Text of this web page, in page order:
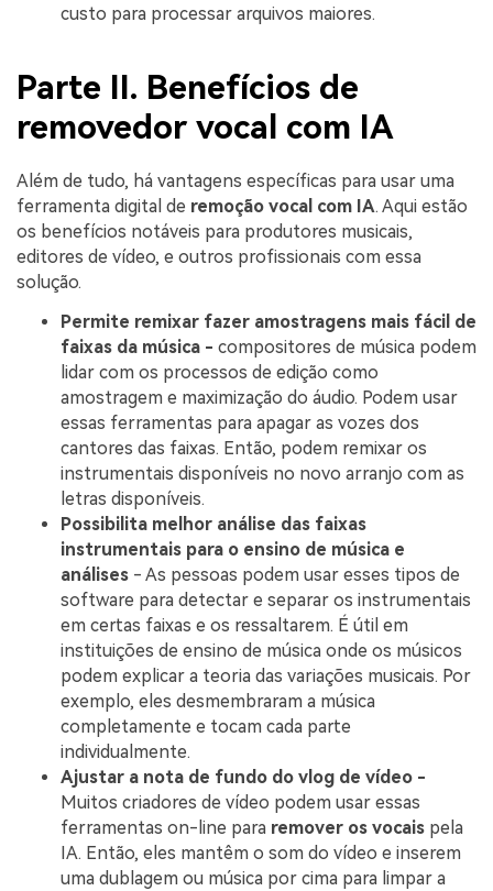
custo para processar arquivos maiores.
Parte II. Benefícios de
removedor vocal com IA
Além de tudo, há vantagens específicas para usar uma
ferramenta digital de remoção vocal com IA. Aqui estão
os benefícios notáveis para produtores musicais,
editores de vídeo, e outros profissionais com essa
solução.
Permite remixar fazer amostragens mais fácil de
faixas da música - compositores de música podem
lidar com os processos de edição como
amostragem e maximização do áudio. Podem usar
essas ferramentas para apagar as vozes dos
cantores das faixas. Então, podem remixar os
instrumentais disponíveis no novo arranjo com as
letras disponíveis.
Possibilita melhor análise das faixas
instrumentais para o ensino de música e
análises - As pessoas podem usar esses tipos de
software para detectar e separar os instrumentais
em certas faixas e os ressaltarem. É útil em
instituições de ensino de música onde os músicos
podem explicar a teoria das variações musicais. Por
exemplo, eles desmembraram a música
completamente e tocam cada parte
individualmente.
Ajustar a nota de fundo do vlog de vídeo -
Muitos criadores de vídeo podem usar essas
ferramentas on-line para remover os vocais pela
IA. Então, eles mantêm o som do vídeo e inserem
uma dublagem ou música por cima para limpar a